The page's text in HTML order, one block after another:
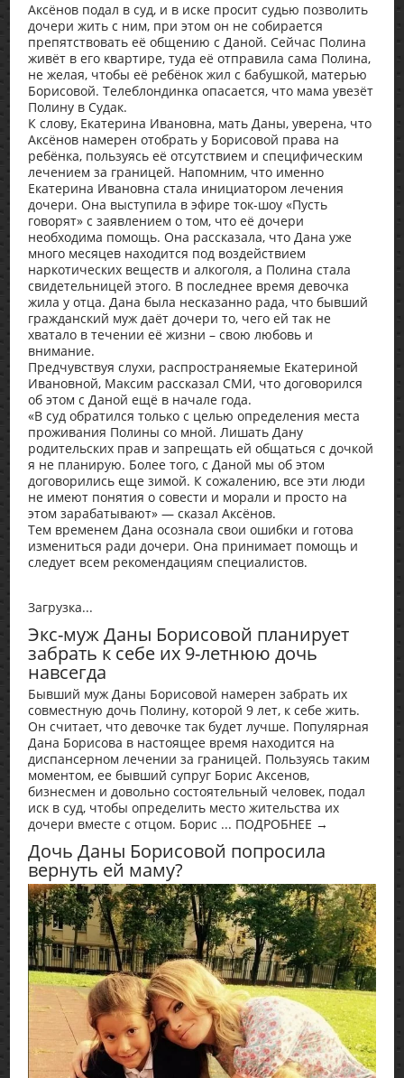
Аксёнов подал в суд, и в иске просит судью позволить
дочери жить с ним, при этом он не собирается
препятствовать её общению с Даной. Сейчас Полина
живёт в его квартире, туда её отправила сама Полина,
не желая, чтобы её ребёнок жил с бабушкой, матерью
Борисовой. Телеблондинка опасается, что мама увезёт
Полину в Судак.
К слову, Екатерина Ивановна, мать Даны, уверена, что
Аксёнов намерен отобрать у Борисовой права на
ребёнка, пользуясь её отсутствием и специфическим
лечением за границей. Напомним, что именно
Екатерина Ивановна стала инициатором лечения
дочери. Она выступила в эфире ток-шоу «Пусть
говорят» с заявлением о том, что её дочери
необходима помощь. Она рассказала, что Дана уже
много месяцев находится под воздействием
наркотических веществ и алкоголя, а Полина стала
свидетельницей этого. В последнее время девочка
жила у отца. Дана была несказанно рада, что бывший
гражданский муж даёт дочери то, чего ей так не
хватало в течении её жизни – свою любовь и
внимание.
Предчувствуя слухи, распространяемые Екатериной
Ивановной, Максим рассказал СМИ, что договорился
об этом с Даной ещё в начале года.
«В суд обратился только с целью определения места
проживания Полины со мной. Лишать Дану
родительских прав и запрещать ей общаться с дочкой
я не планирую. Более того, с Даной мы об этом
договорились еще зимой. К сожалению, все эти люди
не имеют понятия о совести и морали и просто на
этом зарабатывают» — сказал Аксёнов.
Тем временем Дана осознала свои ошибки и готова
измениться ради дочери. Она принимает помощь и
следует всем рекомендациям специалистов.
Загрузка...
Экс-муж Даны Борисовой планирует
забрать к себе их 9-летнюю дочь
навсегда
Бывший муж Даны Борисовой намерен забрать их
совместную дочь Полину, которой 9 лет, к себе жить.
Он считает, что девочке так будет лучше. Популярная
Дана Борисова в настоящее время находится на
диспансерном лечении за границей. Пользуясь таким
моментом, ее бывший супруг Борис Аксенов,
бизнесмен и довольно состоятельный человек, подал
иск в суд, чтобы определить место жительства их
дочери вместе с отцом. Борис ... ПОДРОБНЕЕ →
Дочь Даны Борисовой попросила
вернуть ей маму?